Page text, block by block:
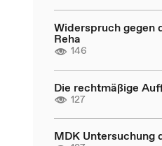
Widerspruch gegen
Reha
146
Die rechtmäßige
127
MDK